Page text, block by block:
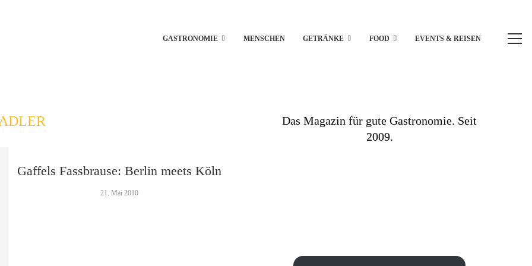
GASTRONOMIE MENSCHEN GETRÄNKE FOOD EVENTS & REISEN
Gaffels Fassbrause: Berlin meets Köln
21. Mai 2010
Das Magazin für gute Gastronomie. Seit
2009.